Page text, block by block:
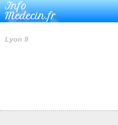
Info
Medecin.fr
Lyon 9